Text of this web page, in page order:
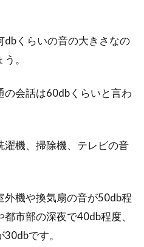
dbくらいの音の大きさなの
。
の会話は60dbくらいと言わ
濯機、掃除機、テレビの音
外機や換気扇の音が50db程
市部の深夜で40db程度、
です。